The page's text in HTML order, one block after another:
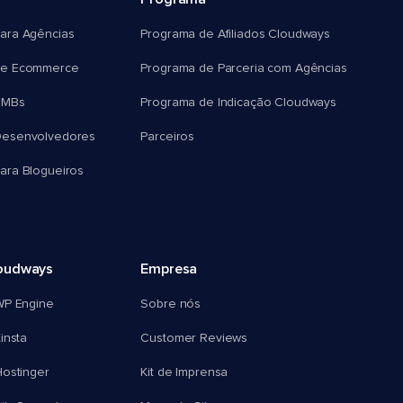
Agências
Ecommerce
Blogueiros
Programa de Afiliados Cloudways
Programa de Parceria com Agências
Programa de Indicação Cloudways
Parceiros
Engine
Empresa
Sobre nós
Customer Reviews
Kit de Imprensa